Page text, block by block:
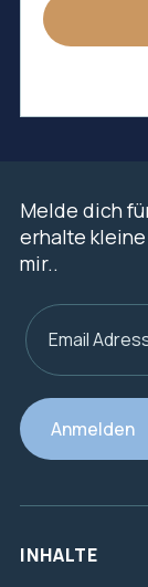
Melde dich
erhalte
mir..
INHALTE